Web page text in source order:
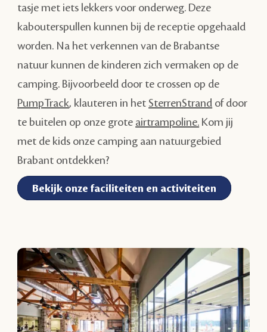
tasje met iets lekkers voor onderweg. Deze
kabouterspullen kunnen bij de receptie opgehaald
worden. Na het verkennen van de Brabantse
natuur kunnen de kinderen zich vermaken op de
camping. Bijvoorbeeld door te crossen op de
PumpTrack, klauteren in het SterrenStrand of door
te buitelen op onze grote airtrampoline. Kom jij
met de kids onze camping aan natuurgebied
Brabant ontdekken?
Bekijk onze faciliteiten en activiteiten